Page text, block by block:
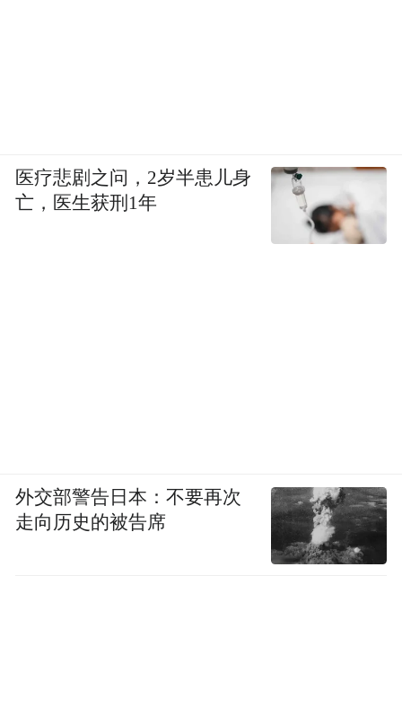
医疗悲剧之问，2岁半患儿身
亡，医生获刑1年
外交部警告日本：不要再次
走向历史的被告席